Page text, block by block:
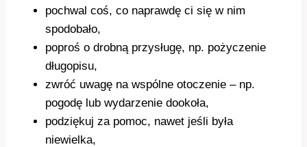
pochwal coś, co naprawdę ci się w nim
spodobało,
poproś o drobną przysługę, np. pożyczenie
długopisu,
zwróć uwagę na wspólne otoczenie – np.
pogodę lub wydarzenie dookoła,
podziękuj za pomoc, nawet jeśli była
niewielka,